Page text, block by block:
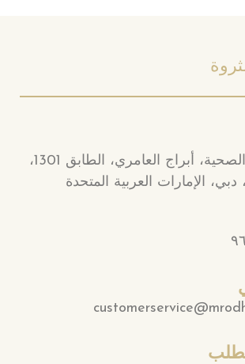
أم رود للرعاية الصحية، أبراج العامري، الطابق 1301،